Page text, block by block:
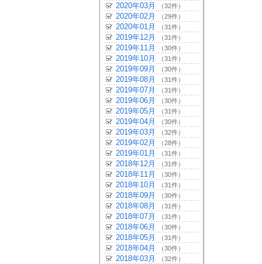
2020年03月 （32件）
2020年02月 （29件）
2020年01月 （31件）
2019年12月 （31件）
2019年11月 （30件）
2019年10月 （31件）
2019年09月 （30件）
2019年08月 （31件）
2019年07月 （31件）
2019年06月 （30件）
2019年05月 （31件）
2019年04月 （30件）
2019年03月 （32件）
2019年02月 （28件）
2019年01月 （31件）
2018年12月 （31件）
2018年11月 （30件）
2018年10月 （31件）
2018年09月 （30件）
2018年08月 （31件）
2018年07月 （31件）
2018年06月 （30件）
2018年05月 （31件）
2018年04月 （30件）
2018年03月 （32件）